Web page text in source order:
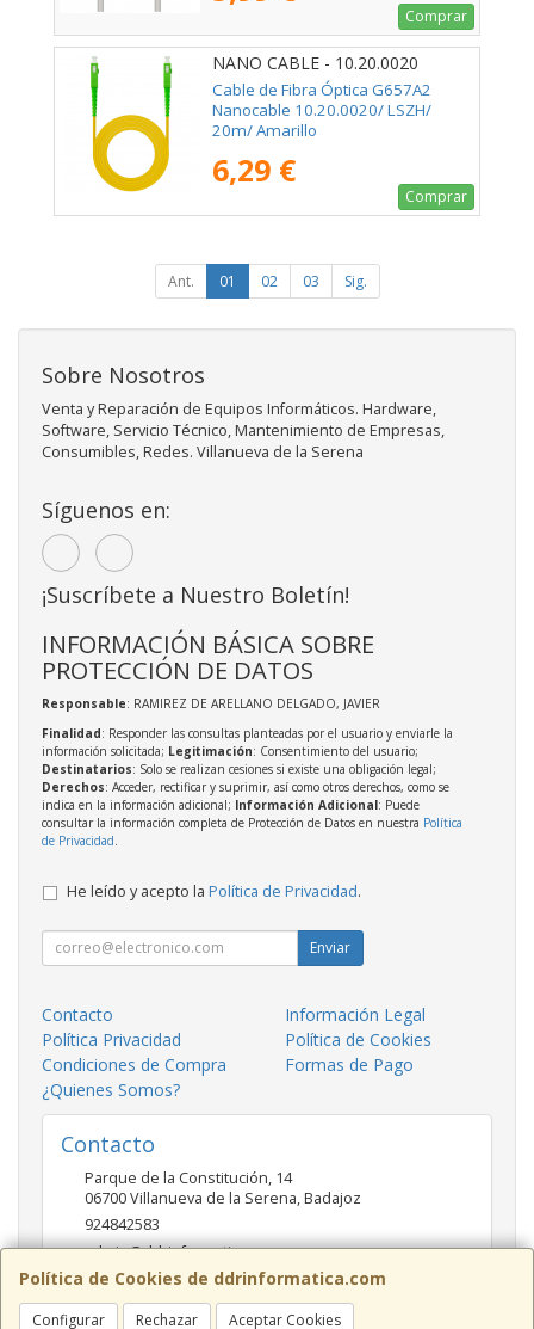
Comprar
NANO CABLE - 10.20.0020
Cable de Fibra Óptica G657A2
Nanocable 10.20.0020/ LSZH/
20m/ Amarillo
6,29 €
Comprar
Ant. 01 02 03 Sig.
Política de Cookies de ddrinformatica.com
Configurar Rechazar Aceptar Cookies
Sobre Nosotros
Venta y Reparación de Equipos Informáticos. Hardware,
Software, Servicio Técnico, Mantenimiento de Empresas,
Consumibles, Redes. Villanueva de la Serena
Síguenos en:
¡Suscríbete a Nuestro Boletín!
INFORMACIÓN BÁSICA SOBRE
PROTECCIÓN DE DATOS
Responsable: RAMIREZ DE ARELLANO DELGADO, JAVIER
Finalidad: Responder las consultas planteadas por el usuario y enviarle la
información solicitada; Legitimación: Consentimiento del usuario;
Destinatarios: Solo se realizan cesiones si existe una obligación legal;
Derechos: Acceder, rectificar y suprimir, así como otros derechos, como se
indica en la información adicional; Información Adicional: Puede
consultar la información completa de Protección de Datos en nuestra Política
de Privacidad
He leído y acepto la Política de Privacidad.
Enviar
Contacto
Información Legal
Política Privacidad
Política de Cookies
Condiciones de Compra
Formas de Pago
¿Quienes Somos?
Contacto
Parque de la Constitución, 14
06700Villanueva de la Serena,Badajoz
924842583
admin@ddrinformatica.com